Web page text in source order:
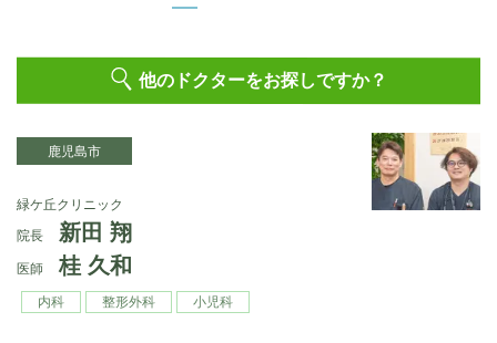
他のドクターをお探しですか？
鹿児島市
緑ケ丘クリニック
院長
新田 翔
医師 桂 久和
内科 整形外科 小児科